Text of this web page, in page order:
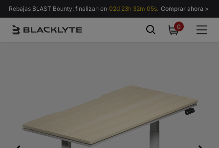
Saltar al contenido
Rebajas BLAST Bounty: finalizan en 02d 23h 32m 03s. Comprar ahora >
00